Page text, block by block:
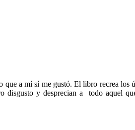
que a mí sí me gustó. El libro recrea
disgusto y desprecian a todo aquel